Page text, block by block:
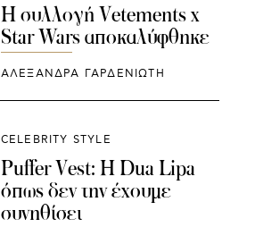
Η συλλογή Vetements x
Star Wars αποκαλύφθηκε
ΑΛΕΞΑΝΔΡΑ ΓΑΡΔΕΝΙΩΤΗ
CELEBRITY STYLE
Puffer Vest: Η Dua Lipa
όπως δεν την έχουμε
συνηθίσει